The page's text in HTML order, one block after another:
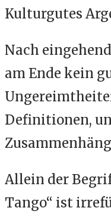
Kulturgutes
Nach
am Ende kein
Definitionen,
Allein der
Tango“ ist